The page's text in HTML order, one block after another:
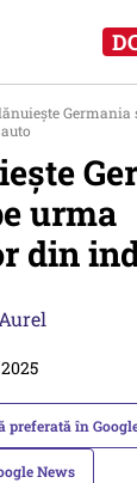
Germania
urma
din
preferată în
News